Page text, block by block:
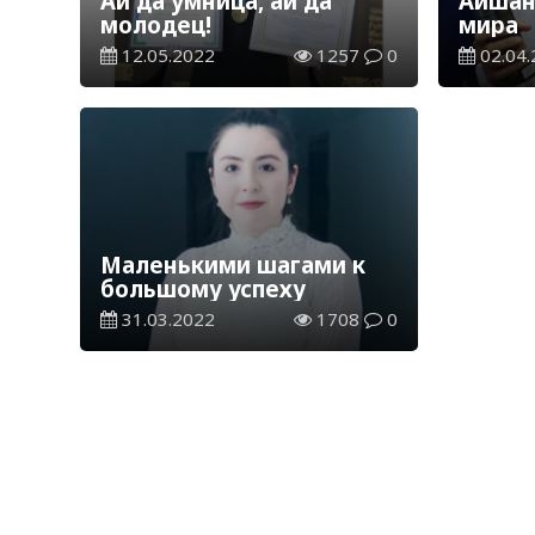
молодец!
12.05.2022 1257 0
мира
Маленькими шагами к
большому успеху
31.03.2022 1708 0